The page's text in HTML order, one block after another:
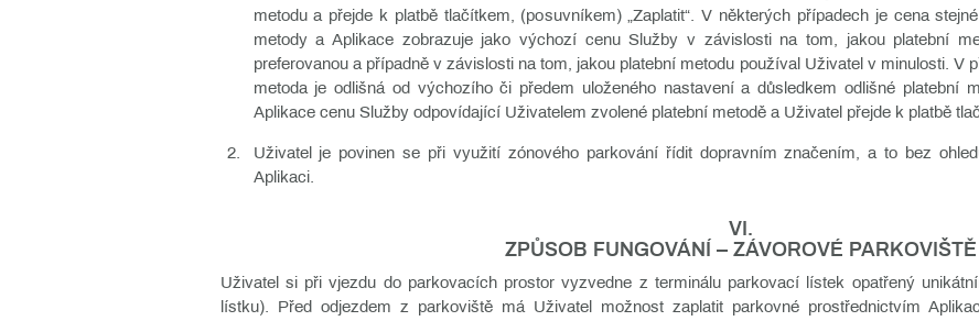
metodu a přejde k platbě tlačítkem, (posuvníkem) „Zaplatit“. V některých případech je cena
metody a Aplikace zobrazuje jako výchozí cenu Služby v závislosti na tom, jakou platební
preferovanou a případně v závislosti na tom, jakou platební metodu používal Uživatel v minulosti. V
metoda je odlišná od výchozího či předem uloženého nastavení a důsledkem odlišné platební
Aplikace cenu Služby odpovídající Uživatelem zvolené platební metodě a Uživatel přejde k platbě
Uživatel je povinen se při využití zónového parkování řídit dopravním značením, a to bez
Aplikaci.
VI.
ZPŮSOB FUNGOVÁNÍ – ZÁVOROVÉ PARKOVIŠTĚ
Uživatel si při vjezdu do parkovacích prostor vyzvedne z terminálu parkovací lístek opatřený
lístku). Před odjezdem z parkoviště má Uživatel možnost zaplatit parkovné prostřednictvím